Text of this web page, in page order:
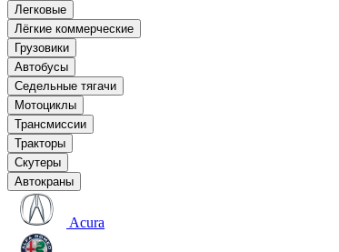
Легковые
Лёгкие коммерческие
Грузовики
Автобусы
Седельные тягачи
Мотоциклы
Трансмиссии
Тракторы
Скутеры
Автокраны
Acura